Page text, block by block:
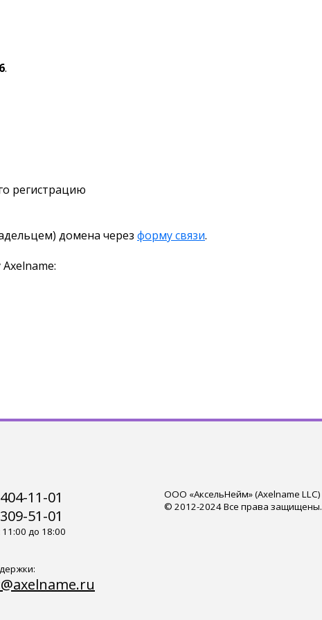
.
регистрацию
домена через форму связи.
11-01
51-01
до 18:00
ООО «АксельНейм» (Axelname LLC)
© 2012-2024 Все права защищены.